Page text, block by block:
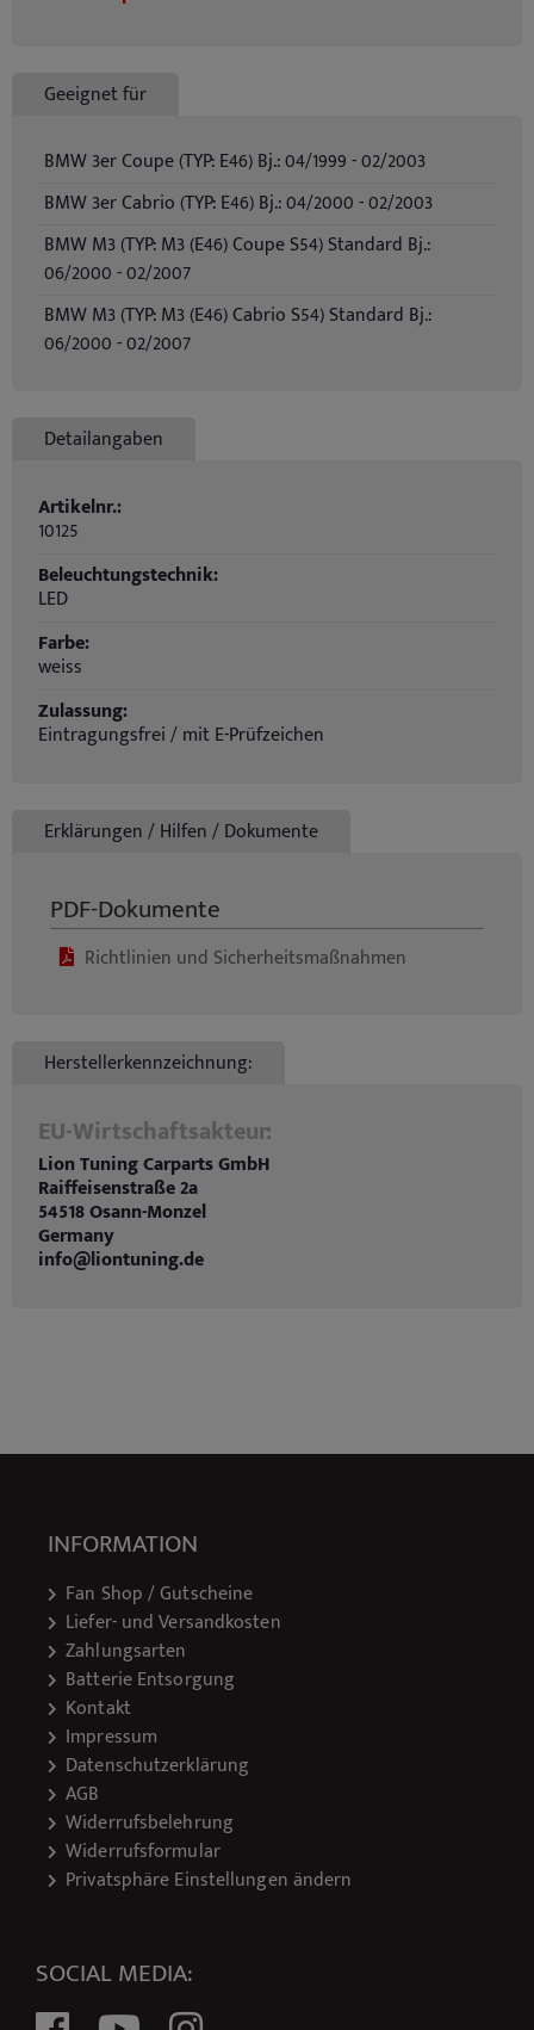
Geeignet für
BMW 3er Coupe (TYP: E46) Bj.: 04/1999 - 02/2003
BMW 3er Cabrio (TYP: E46) Bj.: 04/2000 - 02/2003
BMW M3 (TYP: M3 (E46) Coupe S54) Standard Bj.:
06/2000 - 02/2007
BMW M3 (TYP: M3 (E46) Cabrio S54) Standard Bj.:
06/2000 - 02/2007
Detailangaben
Artikelnr.:
10125
Beleuchtungstechnik:
LED
Farbe:
weiss
Zulassung:
Eintragungsfrei / mit E-Prüfzeichen
Erklärungen / Hilfen / Dokumente
PDF-Dokumente
Richtlinien und Sicherheitsmaßnahmen
Herstellerkennzeichnung:
EU-Wirtschaftsakteur:
Lion Tuning Carparts GmbH
Raiffeisenstraße 2a
54518 Osann-Monzel
Germany
info@liontuning.de
SOCIAL MEDIA:
INFORMATION
Fan Shop / Gutscheine
Liefer- und Versandkosten
Zahlungsarten
Batterie Entsorgung
Kontakt
Impressum
Datenschutzerklärung
AGB
Widerrufsbelehrung
Widerrufsformular
Privatsphäre Einstellungen ändern